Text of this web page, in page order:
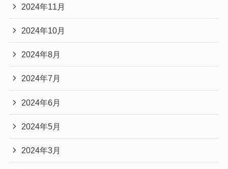
2024年11月
2024年10月
2024年8月
2024年7月
2024年6月
2024年5月
2024年3月